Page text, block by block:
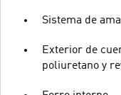
Sistema de
Exterior de
poliuretano y